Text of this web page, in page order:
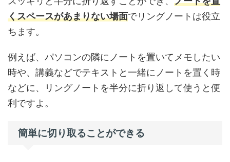
くスペースがあまりない場面でリングノートは役立
ちます。
例えば、パソコンの隣にノートを置いてメモしたい
時や、講義などでテキストと一緒にノートを置く時
などに、リングノートを半分に折り返して使うと便
利ですよ。
簡単に切り取ることができる